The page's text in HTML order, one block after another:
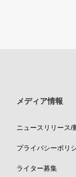
メディア情報
ニュースリリース/
プライバシーポリ
ライター募集